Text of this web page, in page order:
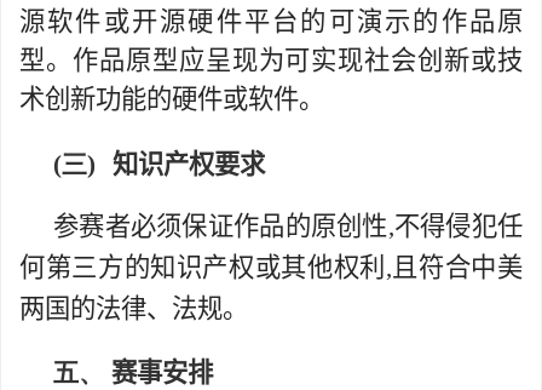
源软件或开源硬件平台的可演示的作品原
型。作品原型应呈现为可实现社会创新或技
术创新功能的硬件或软件。
(三) 知识产权要求
参赛者必须保证作品的原创性,不得侵犯任
何第三方的知识产权或其他权利 , 且符合中美
两国的法律、法规。
五、 赛事安排